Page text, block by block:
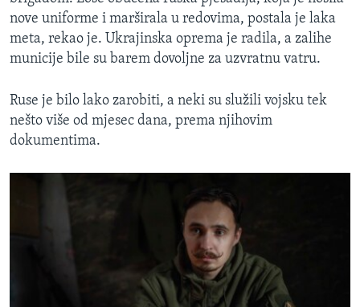
nove uniforme i marširala u redovima, postala je laka
meta, rekao je. Ukrajinska oprema je radila, a zalihe
municije bile su barem dovoljne za uzvratnu vatru.
Ruse je bilo lako zarobiti, a neki su služili vojsku tek
nešto više od mjesec dana, prema njihovim
dokumentima.